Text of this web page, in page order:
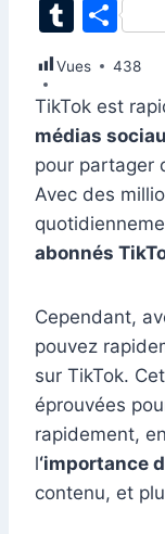
a
c
e
b
o
o
k
n
k
e
dI
n
T
m
bl
r
P
ar
ta
g
er
Vues 438
TikTok est
médias
pour partager
Avec des
abonnés
Cependant,
pouvez
sur TikTok.
éprouvées
rapidement,
l‘importance
contenu, et